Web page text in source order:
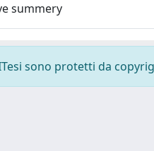
summery
sono protetti da